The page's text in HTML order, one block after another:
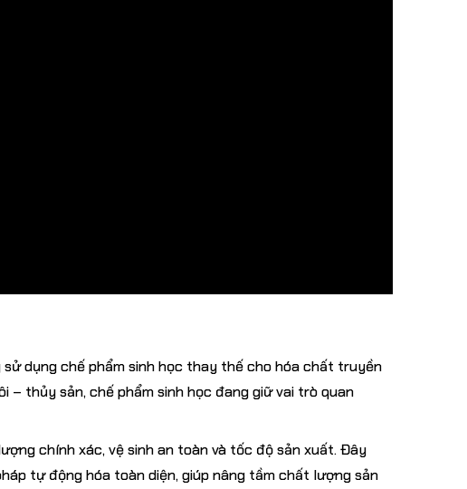
dụng chế phẩm sinh học thay thế cho hóa chất truyền
– thủy sản, chế phẩm sinh học đang giữ vai trò quan
chính xác, vệ sinh an toàn và tốc độ sản xuất. Đây
tự động hóa toàn diện, giúp nâng tầm chất lượng sản